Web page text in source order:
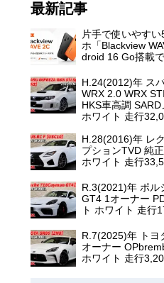
最新記事
片手で使いやす
ホ「Blackview
droid 16 Go搭載
H.24(2012)年 ス
WRX 2.0 WRX
HKS車高調
ホワイト 走行
H.28(2016)年 レ
プションTVD 純
ホワイト 走行
R.3(2021)年 ポル
GT4 1オーナー
ト ホワイト 走行
R.7(2025)年 トヨ
オーナー
ホワイト 走行